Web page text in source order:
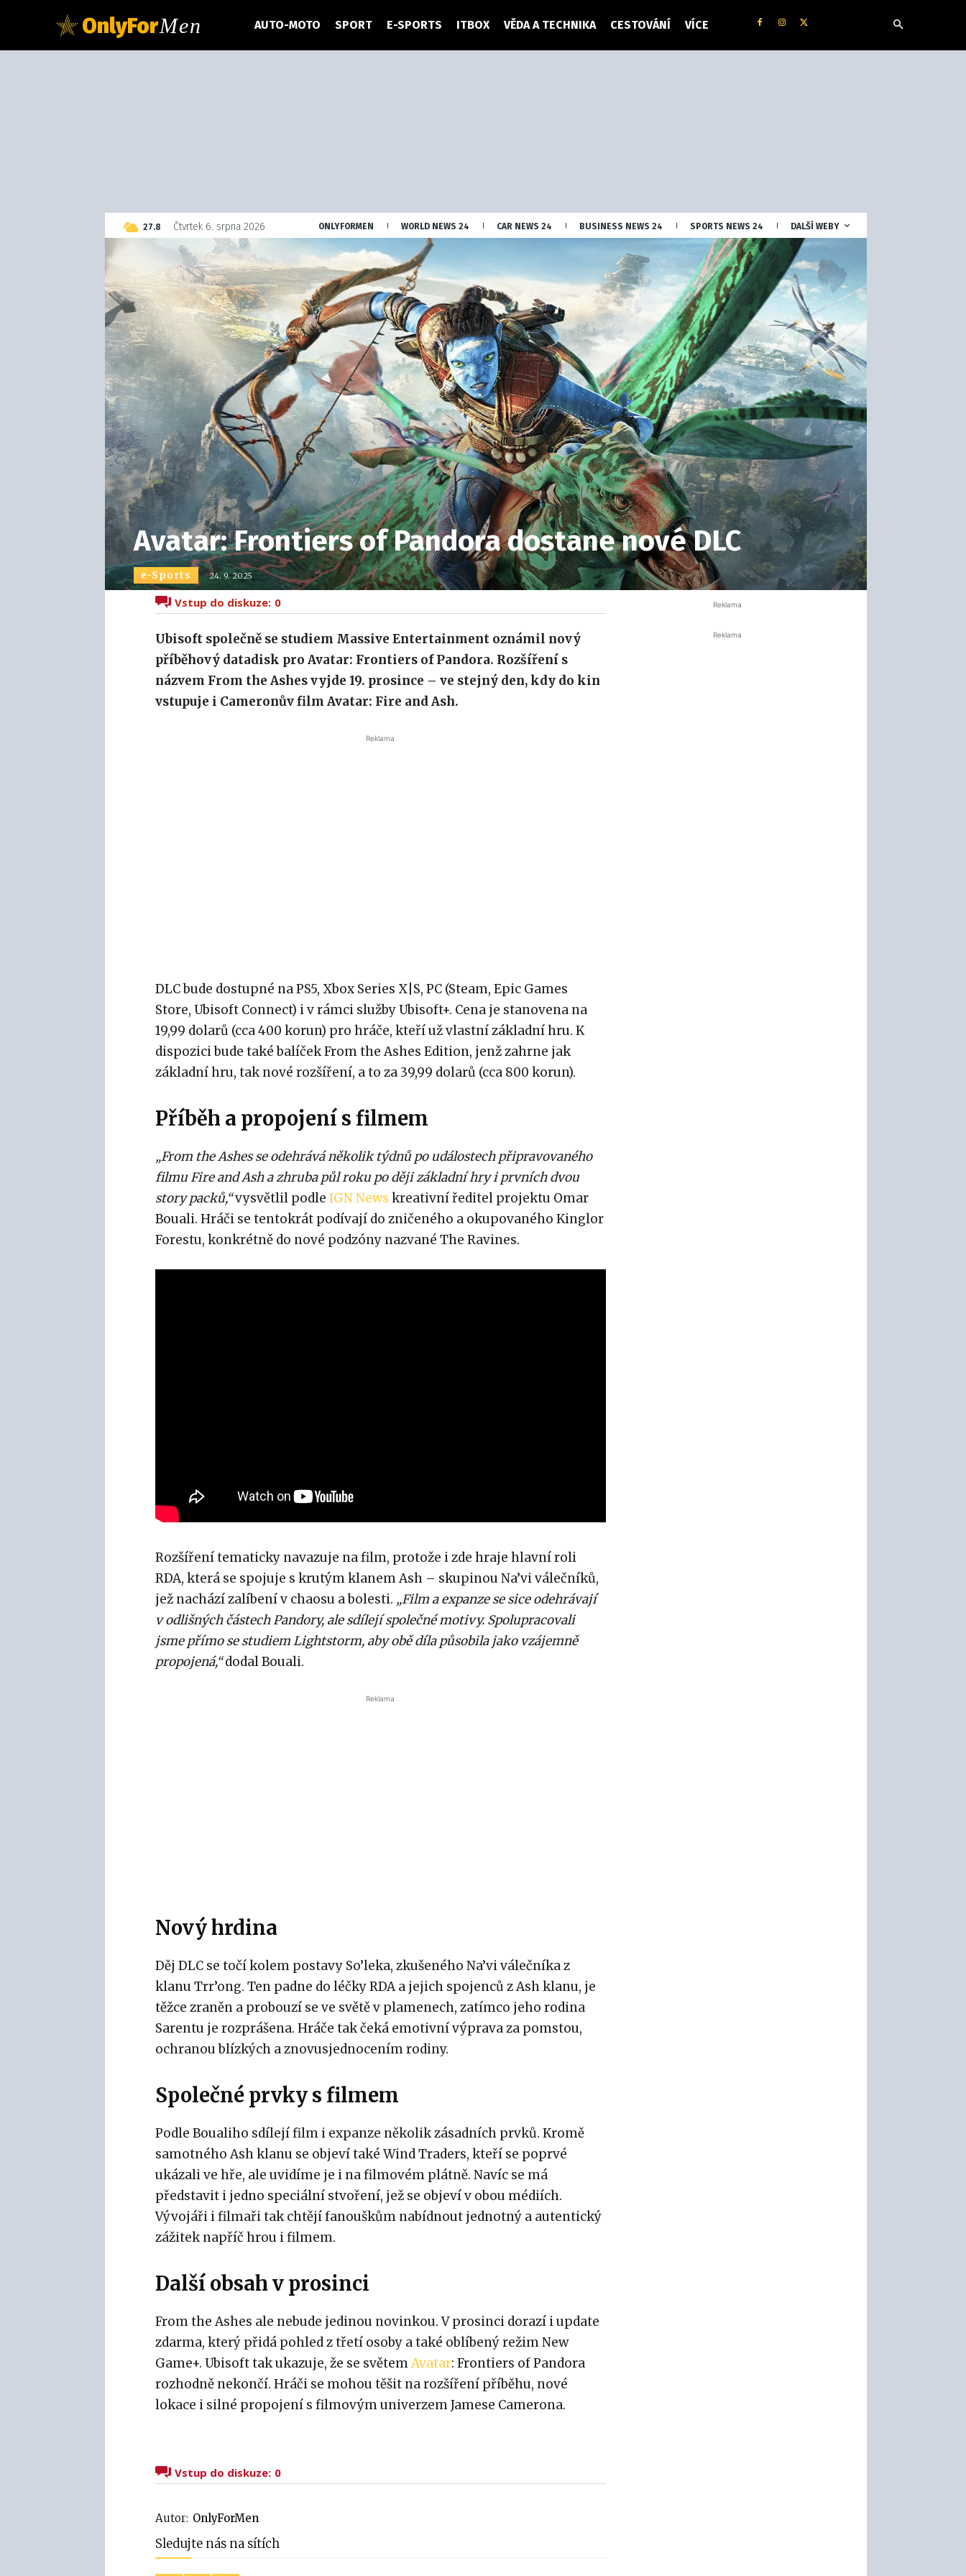
OnlyForMen AUTO-MOTO SPORT E-SPORTS ITBOX VĚDA A TECHNIKA CESTOVÁNÍ VÍCE
27.8 Czech
Čtvrtek 6. srpna 2026 ONLYFORMEN WORLD NEWS 24 CAR NEWS 24 BUSINESS NEWS 24 SPORTS NEWS 24 DALŠÍ WEBY
Avatar: Frontiers of Pandora dostane nové DLC
e-Sports 24. 9. 2025
Vstup do diskuze: 0
Ubisoft společně se studiem Massive Entertainment oznámil nový
příběhový datadisk pro Avatar: Frontiers of Pandora. Rozšíření s
názvem From the Ashes vyjde 19. prosince – ve stejný den, kdy do kin
vstupuje i Cameronův film Avatar: Fire and Ash.
Reklama
DLC bude dostupné na PS5, Xbox Series X|S, PC (Steam, Epic Games
Store, Ubisoft Connect) i v rámci služby Ubisoft+. Cena je stanovena na
19,99 dolarů (cca 400 korun) pro hráče, kteří už vlastní základní hru. K
dispozici bude také balíček From the Ashes Edition, jenž zahrne jak
základní hru, tak nové rozšíření, a to za 39,99 dolarů (cca 800 korun).
Příběh a propojení s filmem
„From the Ashes se odehrává několik týdnů po událostech připravovaného
filmu Fire and Ash a zhruba půl roku po ději základní hry i prvních dvou
story packů,“vysvětlil podle IGN News kreativní ředitel projektu Omar
Bouali. Hráči se tentokrát podívají do zničeného a okupovaného Kinglor
Forestu, konkrétně do nové podzóny nazvané The Ravines.
Rozšíření tematicky navazuje na film, protože i zde hraje hlavní roli
RDA, která se spojuje s krutým klanem Ash – skupinou Na’vi válečníků,
jež nachází zalíbení v chaosu a bolesti. „Film a expanze se sice odehrávají
v odlišných částech Pandory, ale sdílejí společné motivy. Spolupracovali
jsme přímo se studiem Lightstorm, aby obě díla působila jako vzájemně
propojená,“dodal Bouali.
Reklama
Nový hrdina
Děj DLC se točí kolem postavy So’leka, zkušeného Na’vi válečníka z
klanu Trr’ong. Ten padne do léčky RDA a jejich spojenců z Ash klanu, je
těžce zraněn a probouzí se ve světě v plamenech, zatímco jeho rodina
Sarentu je rozprášena. Hráče tak čeká emotivní výprava za pomstou,
ochranou blízkých a znovusjednocením rodiny.
Společné prvky s filmem
Podle Boualiho sdílejí film i expanze několik zásadních prvků. Kromě
samotného Ash klanu se objeví také Wind Traders, kteří se poprvé
ukázali ve hře, ale uvidíme je i na filmovém plátně. Navíc se má
představit i jedno speciální stvoření, jež se objeví v obou médiích.
Vývojáři i filmaři tak chtějí fanouškům nabídnout jednotný a autentický
zážitek napříč hrou i filmem.
Další obsah v prosinci
From the Ashes ale nebude jedinou novinkou. V prosinci dorazí i update
zdarma, který přidá pohled z třetí osoby a také oblíbený režim New
Game+. Ubisoft tak ukazuje, že se světemAvatar: Frontiers of Pandora
rozhodně nekončí. Hráči se mohou těšit na rozšíření příběhu, nové
lokace i silné propojení s filmovým univerzem Jamese Camerona.
Vstup do diskuze: 0
Autor: OnlyForMen
Sledujte nás na sítích
Reklama
Reklama